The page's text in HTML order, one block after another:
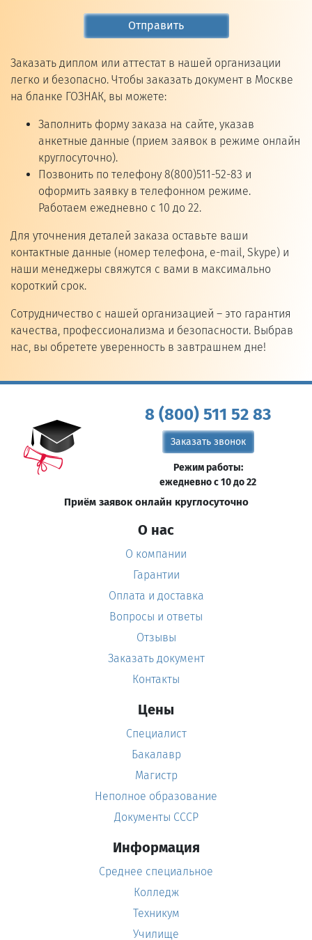
Отправить
Заказать диплом или аттестат в нашей организации
легко и безопасно. Чтобы заказать документ в Москве
на бланке ГОЗНАК, вы можете:
Заполнить форму заказа на сайте, указав
анкетные данные (прием заявок в режиме онлайн
круглосуточно).
Позвонить по телефону 8(800)511-52-83 и
оформить заявку в телефонном режиме.
Работаем ежедневно с 10 до 22.
Для уточнения деталей заказа оставьте ваши
контактные данные (номер телефона, e-mail, Skype) и
наши менеджеры свяжутся с вами в максимально
короткий срок.
Сотрудничество с нашей организацией – это гарантия
качества, профессионализма и безопасности. Выбрав
нас, вы обретете уверенность в завтрашнем дне!
8 (800) 511 52 83
Заказать звонок
Режим работы:
ежедневно с 10 до 22
Приём заявок онлайн круглосуточно
О нас
О компании
Гарантии
Оплата и доставка
Вопросы и ответы
Отзывы
Заказать документ
Контакты
Цены
Специалист
Бакалавр
Магистр
Неполное образование
Документы СССР
Информация
Среднее специальное
Колледж
Техникум
Училище